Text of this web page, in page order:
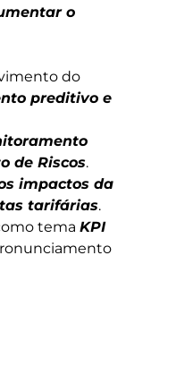
o
do
preditivo e
de Riscos.
impactos da
tarifárias.
tema KPI